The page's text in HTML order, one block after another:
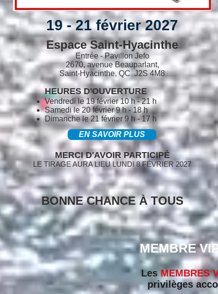
19 - 21 février 2027
Espace Saint-Hyacinthe
Entrée - Pavillon Jefo
2670, avenue Beauparlant,
Saint-Hyacinthe, QC J2S 4M8
HEURES D'OUVERTURE
Vendredi le 19 février 10 h - 21 h
Samedi le 20 février 9 h - 18 h
Dimanche le 21 février 9 h - 17 h
EN SAVOIR PLUS
MERCI D'AVOIR PARTICIPÉ
LE TIRAGE AURA LIEU LUNDI 8 FÉVRIER 2027
BONNE CHANCE À TOUS
MEMBRE
LesMEMBRES
privilèges